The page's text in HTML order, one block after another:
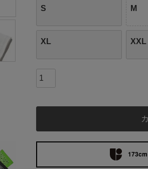
S M
XL XXL